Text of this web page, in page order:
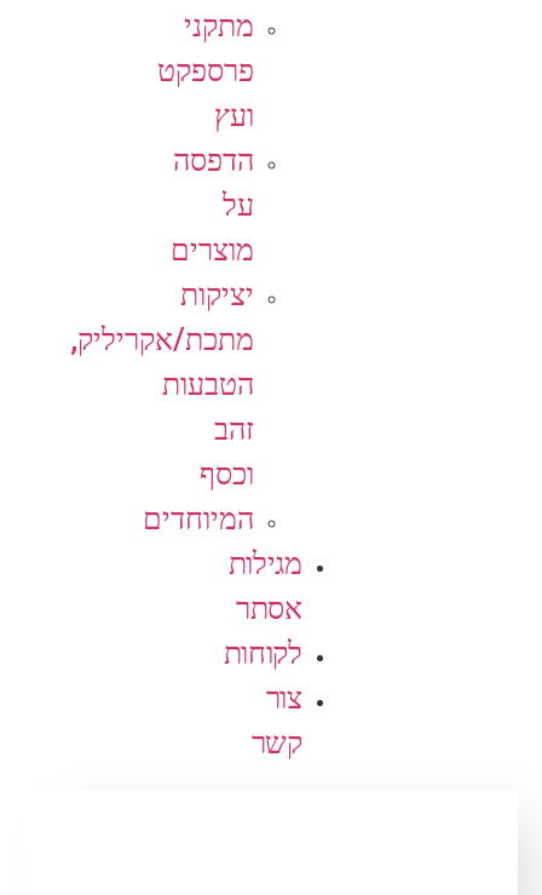
מתקני
פרספקט
ועץ
הדפסה
על
מוצרים
יציקות
מתכת/אקריליק,
הטבעות
זהב
וכסף
המיוחדים
מגילות
אסתר
לקוחות
צור
קשר